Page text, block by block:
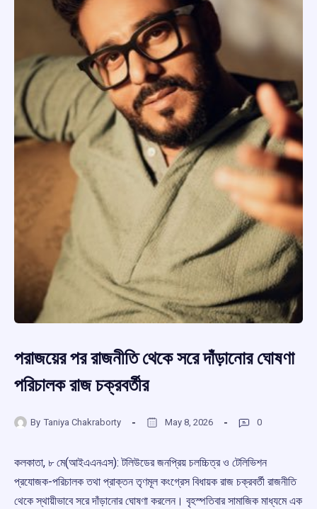
পরাজয়ের পর রাজনীতি থেকে সরে দাঁড়ানোর ঘোষণা
পরিচালক রাজ চক্রবর্তীর
By Taniya Chakraborty May 8, 2026 0
কলকাতা, ৮ মে(আইএএনএস): টলিউডের জনপ্রিয় চলচ্চিত্র ও টেলিভিশন
প্রযোজক-পরিচালক তথা প্রাক্তন তৃণমূল কংগ্রেস বিধায়ক রাজ চক্রবর্তী রাজনীতি
থেকে স্থায়ীভাবে সরে দাঁড়ানোর ঘোষণা করলেন। বৃহস্পতিবার সামাজিক মাধ্যমে এক